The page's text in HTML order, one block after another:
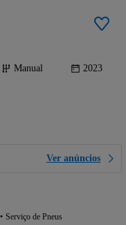
Manual 2023
Ver anúncios
Serviço de Pneus